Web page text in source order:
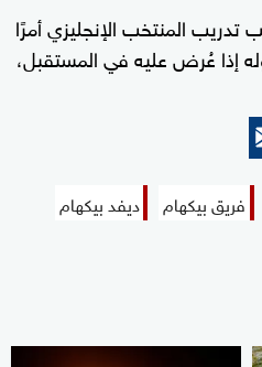
المنتخب الإنجليزي أمرًا
إذا عُرض عليه في المستقبل،
فريق بيكهام
ديفد بيكهام